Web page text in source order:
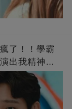
了！！學霸
出我精神世